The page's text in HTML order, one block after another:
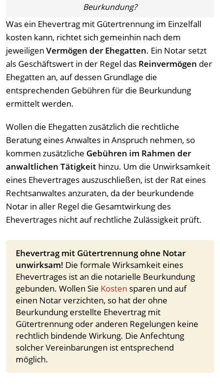
Beurkundung?
Was ein Ehevertrag mit Gütertrennung im Einzelfall
kosten kann, richtet sich gemeinhin nach dem
jeweiligen Vermögen der Ehegatten. Ein Notar setzt
als Geschäftswert in der Regel das Reinvermögen der
Ehegatten an, auf dessen Grundlage die
entsprechenden Gebühren für die Beurkundung
ermittelt werden.
Wollen die Ehegatten zusätzlich die rechtliche
Beratung eines Anwaltes in Anspruch nehmen, so
kommen zusätzliche Gebühren im Rahmen der
anwaltlichen Tätigkeit hinzu. Um die Unwirksamkeit
eines Ehevertrages auszuschließen, ist der Rat eines
Rechtsanwaltes anzuraten, da der beurkundende
Notar in aller Regel die Gesamtwirkung des
Ehevertrages nicht auf rechtliche Zulässigkeit prüft.
Ehevertrag mit Gütertrennung ohne Notar
unwirksam! Die formale Wirksamkeit eines
Ehevertrages ist an die notarielle Beurkundung
gebunden. Wollen Sie Kosten sparen und auf
einen Notar verzichten, so hat der ohne
Beurkundung erstellte Ehevertrag mit
Gütertrennung oder anderen Regelungen keine
rechtlich bindende Wirkung. Die Anfechtung
solcher Vereinbarungen ist entsprechend
möglich.